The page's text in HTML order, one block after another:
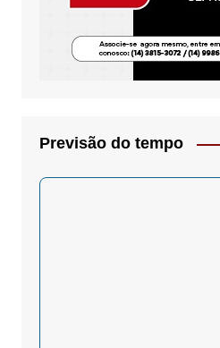
Previsão do tempo